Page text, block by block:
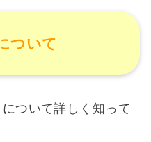
ついて
ついて詳しく知って